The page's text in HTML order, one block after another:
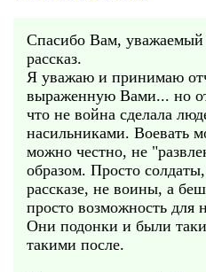
Спасибо Вам, уважаемый
рассказ.
Я уважаю и принимаю
выраженную Вами... но
что не война сделала
насильниками. Воевать
можно честно, не
образом. Просто
рассказе, не воины, а
просто возможность для
Они подонки и были
такими после.